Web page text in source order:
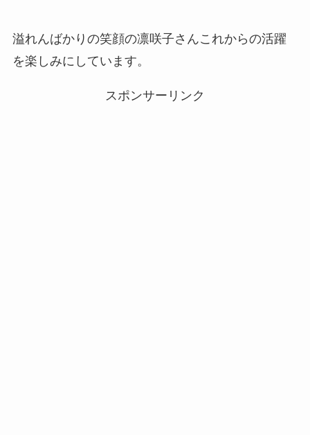
溢れんばかりの笑顔の凛咲子さんこれからの活躍
を楽しみにしています。
スポンサーリンク